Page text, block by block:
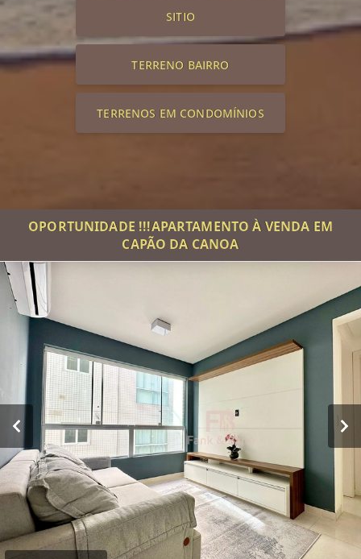
SITIO
TERRENO BAIRRO
TERRENOS EM CONDOMÍNIOS
OPORTUNIDADE !!!APARTAMENTO À VENDA EM
CAPÃO DA CANOA